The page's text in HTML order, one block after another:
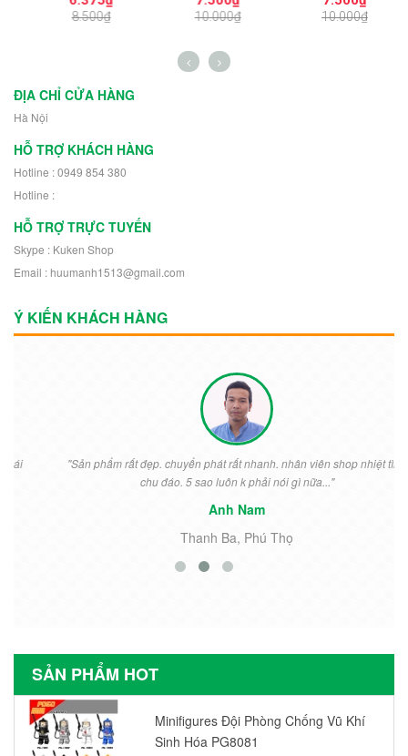
Hình Nhân Vật Mini
8.500₫
NO.1727 Dùng Cho
Robot 30504
10.000₫
NO.1726 Dùng
10.000₫
ĐỊA CHỈ CỬA HÀNG
Hà Nội
HỖ TRỢ KHÁCH HÀNG
Hotline : 0949 854 380
Hotline :
HỖ TRỢ TRỰC TUYẾN
Skype : Kuken Shop
Email : huumanh1513@gmail.com
Ý KIẾN KHÁCH HÀNG
"Sản phẩm rất đẹp. chuyển phát rất nhanh. nhân viên shop nhiệt tình
chu đáo. 5 sao luôn k phải nói gì nữa..."
Anh Nam
Thanh Ba, Phú Thọ
SẢN PHẨM HOT
Minifigures Đội Phòng Chống Vũ Khí
Sinh Hóa PG8081